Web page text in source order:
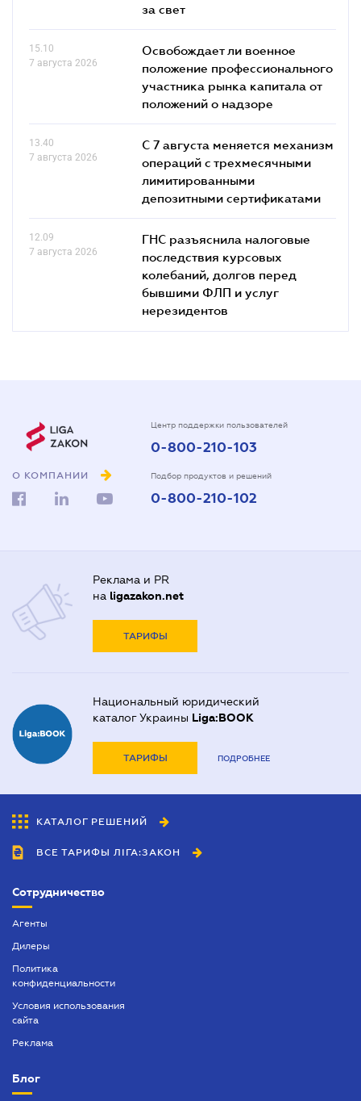
за свет
15.10
7 августа 2026
Освобождает ли военное
положение профессионального
участника рынка капитала от
положений о надзоре
13.40
7 августа 2026
С 7 августа меняется механизм
операций с трехмесячными
лимитированными
депозитными сертификатами
12.09
7 августа 2026
ГНС разъяснила налоговые
последствия курсовых
колебаний, долгов перед
бывшими ФЛП и услуг
нерезидентов
О КОМПАНИИ
Центр поддержки пользователей
0-800-210-103
Подбор продуктов и решений
0-800-210-102
Реклама и PR
на ligazakon.net
ТАРИФЫ
Национальный юридический
каталог Украины Liga:BOOK
ТАРИФЫ ПОДРОБНЕЕ
КАТАЛОГ РЕШЕНИЙ
ВСЕ ТАРИФЫ ЛІГА:ЗАКОН
Сотрудничество
Агенты
Дилеры
Политика
конфиденциальности
Условия использования
сайта
Реклама
Блог